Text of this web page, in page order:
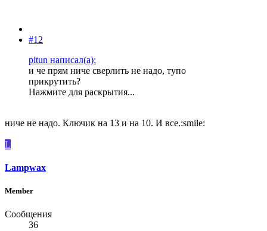
#12
pitun написал(а):
и че прям ниче сверлить не надо, тупо
прикрутить?
Нажмите для раскрытия...
ниче не надо. Ключик на 13 и на 10. И все.:smile:
L
Lampwax
Member
Сообщения
36